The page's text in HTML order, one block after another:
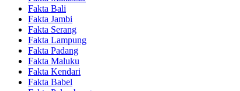
Fakta Bali
Fakta Jambi
Fakta Serang
Fakta Lampung
Fakta Padang
Fakta Maluku
Fakta Kendari
Fakta Babel